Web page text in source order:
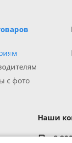
с фото
Наши
8